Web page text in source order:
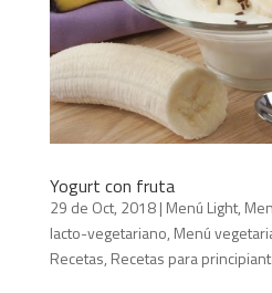
Yogurt con fruta
29 de Oct, 2018| Menú Light,
lacto-vegetariano, Menú
Recetas, Recetas para